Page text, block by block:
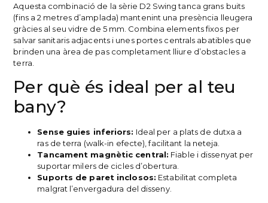
Aquesta combinació de la sèrie D2 Swing tanca grans buits
(fins a 2 metres d’amplada) mantenint una presència lleugera
gràcies al seu vidre de 5 mm. Combina elements fixos per
salvar sanitaris adjacents i unes portes centrals abatibles que
brinden una àrea de pas completament lliure d’obstacles a
terra.
Per què és ideal per al teu
bany?
Sense guies inferiors: Ideal per a plats de dutxa a
ras de terra (walk-in efecte), facilitant la neteja.
Tancament magnètic central: Fiable i dissenyat per
suportar milers de cicles d’obertura.
Suports de paret inclosos: Estabilitat completa
malgrat l’envergadura del disseny.